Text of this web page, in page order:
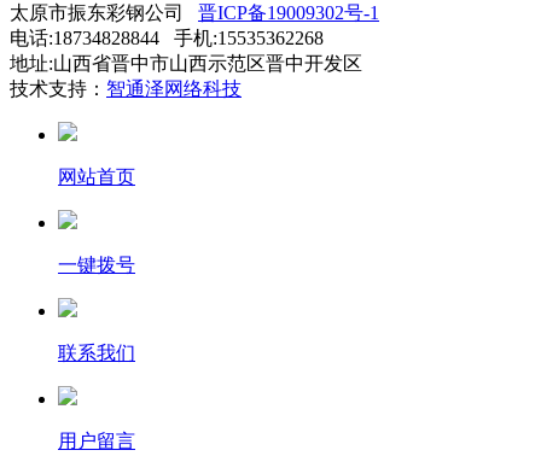
太原市振东彩钢公司 晋ICP备19009302号-1
电话:18734828844 手机:15535362268
地址:山西省晋中市山西示范区晋中开发区
技术支持： 智通泽网络科技
网站首页
一键拨号
联系我们
用户留言